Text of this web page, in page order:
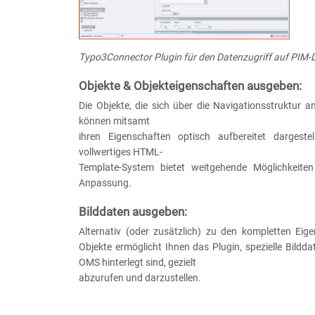
Typo3Connector Plugin für den Datenzugriff auf PIM-
Objekte & Objekteigenschaften ausgeben:
Die Objekte, die sich über die Navigationsstruktur
können mitsamt
ihren Eigenschaften optisch aufbereitet
vollwertiges HTML-
Template-System bietet weitgehende
Anpassung.
Bilddaten ausgeben:
Alternativ (oder zusätzlich) zu den kompletten
Objekte ermöglicht Ihnen das Plugin, spezielle
OMS hinterlegt sind, gezielt
abzurufen und darzustellen.